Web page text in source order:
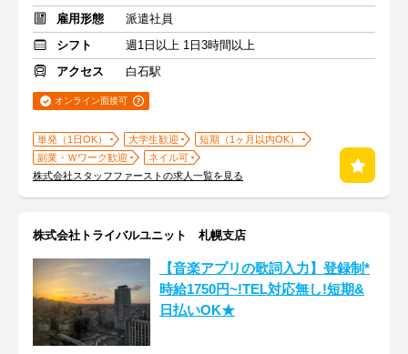
雇用形態
派遣社員
シフト
週1日以上 1日3時間以上
アクセス
白石駅
オンライン面接可
単発（1日OK） 大学生歓迎
短期（1ヶ月以内OK）
副業・Ｗワーク歓迎
ネイル可
株式会社スタッフファーストの求人一覧を見る
株式会社トライバルユニット 札幌支店
【音楽アプリの歌詞入力】登録制*
時給1750円~!TEL対応無し!短期&
日払いOK★